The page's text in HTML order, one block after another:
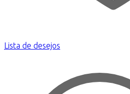
Lista de desejos